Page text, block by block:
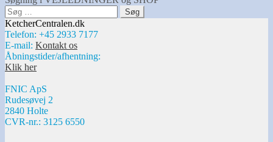
Søg
efter:
KetcherCentralen.dk
Telefon: +45 2933 7177
E-mail: Kontakt os
Åbningstider/afhentning:
Klik her
FNIC ApS
Rudesøvej 2
2840 Holte
CVR-nr.: 3125 6550